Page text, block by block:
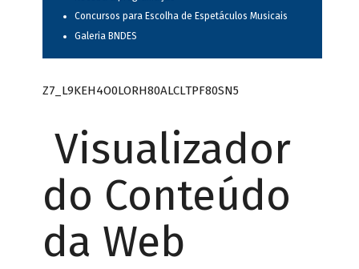
Concursos para Escolha de Espetáculos Musicais
Galeria BNDES
Z7_L9KEH4O0LORH80ALCLTPF80SN5
Visualizador
do Conteúdo
da Web